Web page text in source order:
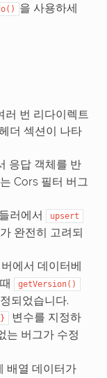
을 사용하세
러 번 리다이렉트
더 섹션이 나타
응답 객체를 반
Cors 필터 버그
러에서 upsert
완전히 고려되
에서 데이터베
getVersion()
되었습니다.
변수를 지정하
는 버그가 수정
배열 데이터가